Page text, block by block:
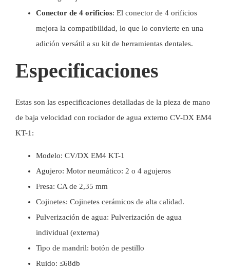
Conector de 4 orificios: El conector de 4 orificios
mejora la compatibilidad, lo que lo convierte en una
adición versátil a su kit de herramientas dentales.
Especificaciones
Estas son las especificaciones detalladas de la pieza de mano
de baja velocidad con rociador de agua externo CV-DX EM4
KT-1:
Modelo: CV/DX EM4 KT-1
Agujero: Motor neumático: 2 o 4 agujeros
Fresa: CA de 2,35 mm
Cojinetes: Cojinetes cerámicos de alta calidad.
Pulverización de agua: Pulverización de agua
individual (externa)
Tipo de mandril: botón de pestillo
Ruido: ≤68db